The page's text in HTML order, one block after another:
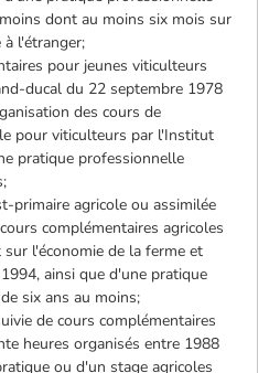
dont au moins six mois sur
l'étranger;
pour jeunes viticulteurs
ducal du 22 septembre 1978
des cours de
pour viticulteurs par l'Institut
pratique professionnelle
agricole ou assimilée
complémentaires agricoles
l'économie de la ferme et
ainsi que d'une pratique
six ans au moins;
de cours complémentaires
heures organisés entre 1988
ou d'un stage agricoles